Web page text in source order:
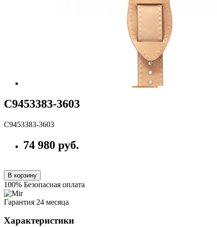
С9453383-3603
С9453383-3603
74 980 руб.
В корзину
100% Безопасная оплата
Гарантия 24 месяца
Характеристики